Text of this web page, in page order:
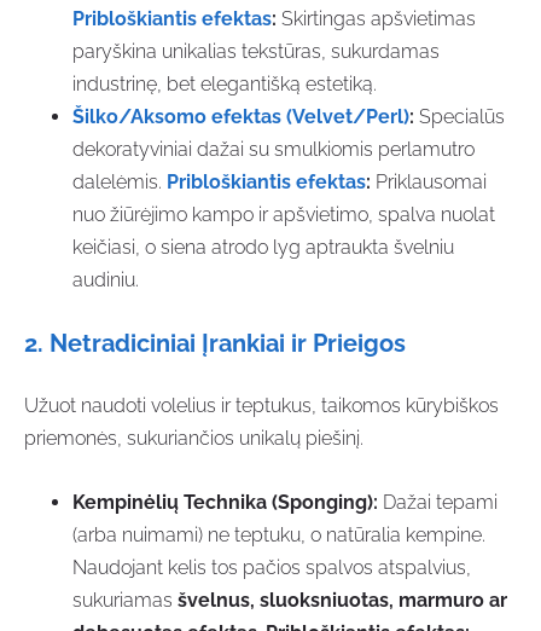
Pribloškiantis efektas: Skirtingas apšvietimas
paryškina unikalias tekstūras, sukurdamas
industrinę, bet elegantišką estetiką.
Šilko/Aksomo efektas (Velvet/Perl): Specialūs
dekoratyviniai dažai su smulkiomis perlamutro
dalelėmis. Pribloškiantis efektas: Priklausomai
nuo žiūrėjimo kampo ir apšvietimo, spalva nuolat
keičiasi, o siena atrodo lyg aptraukta švelniu
audiniu.
2. Netradiciniai Įrankiai ir Prieigos
Užuot naudoti volelius ir teptukus, taikomos kūrybiškos
priemonės, sukuriančios unikalų piešinį.
Kempinėlių Technika (Sponging): Dažai tepami
(arba nuimami) ne teptuku, o natūralia kempine.
Naudojant kelis tos pačios spalvos atspalvius,
sukuriamas švelnus, sluoksniuotas, marmuro ar